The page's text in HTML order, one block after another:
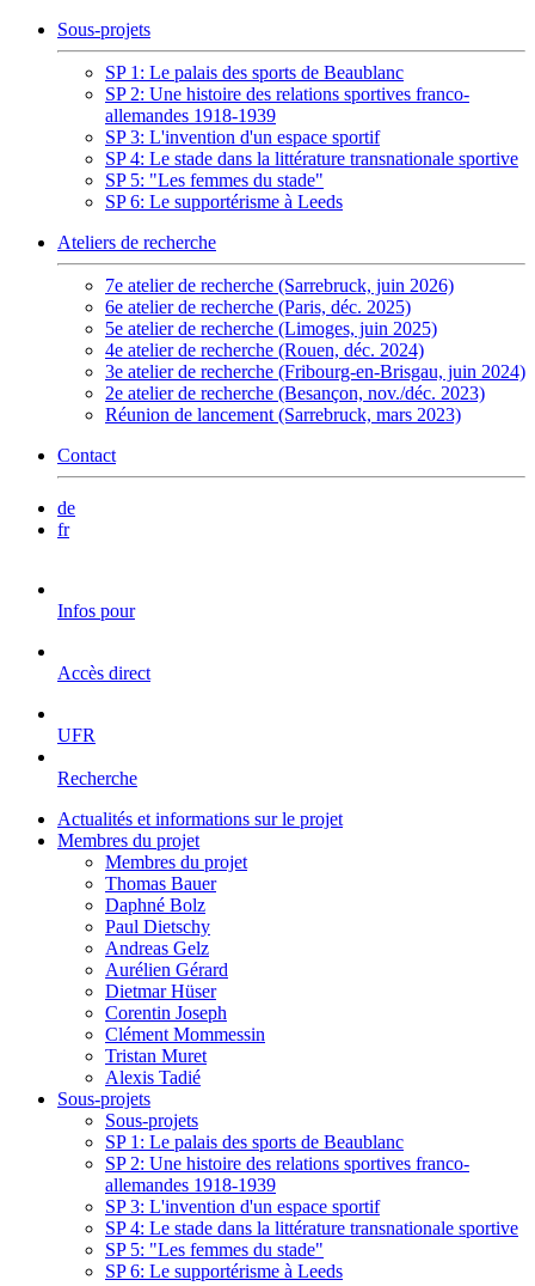
Sous-projets
SP 1: Le palais des sports de Beaublanc
SP 2: Une histoire des relations sportives franco-
allemandes 1918-1939
SP 3: L'invention d'un espace sportif
SP 4: Le stade dans la littérature transnationale sportive
SP 5: "Les femmes du stade"
SP 6: Le supportérisme à Leeds
Ateliers de recherche
7e atelier de recherche (Sarrebruck, juin 2026)
6e atelier de recherche (Paris, déc. 2025)
5e atelier de recherche (Limoges, juin 2025)
4e atelier de recherche (Rouen, déc. 2024)
3e atelier de recherche (Fribourg-en-Brisgau, juin 2024)
2e atelier de recherche (Besançon, nov./déc. 2023)
Réunion de lancement (Sarrebruck, mars 2023)
Contact
de
fr
Infos pour
Accès direct
UFR
Recherche
Actualités et informations sur le projet
Membres du projet
Membres du projet
Thomas Bauer
Daphné Bolz
Paul Dietschy
Andreas Gelz
Aurélien Gérard
Dietmar Hüser
Corentin Joseph
Clément Mommessin
Tristan Muret
Alexis Tadié
Sous-projets
Sous-projets
SP 1: Le palais des sports de Beaublanc
SP 2: Une histoire des relations sportives franco-
allemandes 1918-1939
SP 3: L'invention d'un espace sportif
SP 4: Le stade dans la littérature transnationale sportive
SP 5: "Les femmes du stade"
SP 6: Le supportérisme à Leeds